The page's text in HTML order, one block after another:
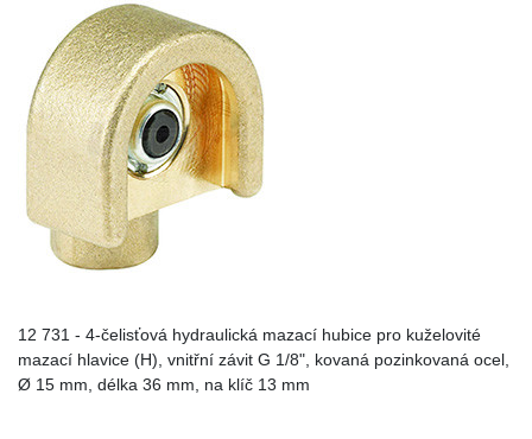
12 731 - 4-čelisťová hydraulická mazací hubice pro kuželovité
mazací hlavice (H), vnitřní závit G 1/8", kovaná pozinkovaná ocel,
Ø 15 mm, délka 36 mm, na klíč 13 mm